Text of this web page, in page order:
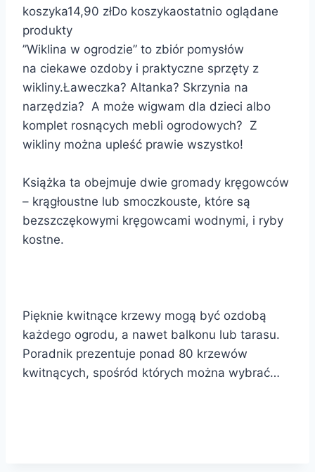
koszyka14,90 złDo koszykaostatnio oglądane
produkty
”Wiklina w ogrodzie” to zbiór pomysłów
na ciekawe ozdoby i praktyczne sprzęty z
wikliny.Ławeczka? Altanka? Skrzynia na
narzędzia? A może wigwam dla dzieci albo
komplet rosnących mebli ogrodowych? Z
wikliny można upleść prawie wszystko!
Książka ta obejmuje dwie gromady kręgowców
– krągłoustne lub smoczkouste, które są
bezszczękowymi kręgowcami wodnymi, i ryby
kostne.
Pięknie kwitnące krzewy mogą być ozdobą
każdego ogrodu, a nawet balkonu lub tarasu.
Poradnik prezentuje ponad 80 krzewów
kwitnących, spośród których można wybrać…